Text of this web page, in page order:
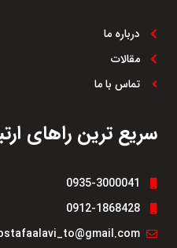
درباره ما
مقالات
تماس با ما
سریع ترین راهای
0935-3000041
0912-1868428